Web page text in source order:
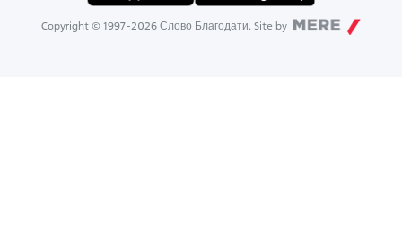
Copyright © 1997-2026 Слово Благодати. Site by